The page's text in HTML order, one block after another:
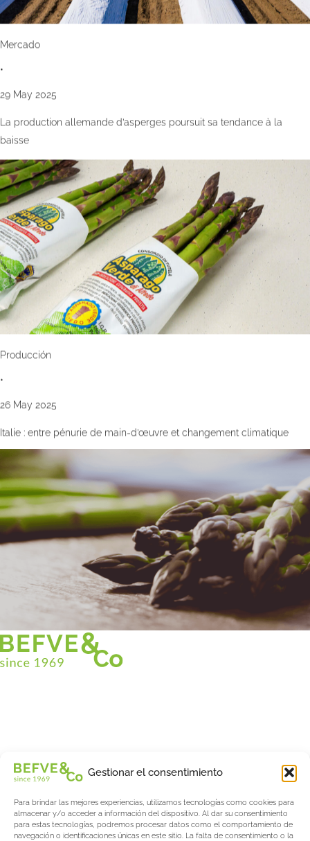
Gestionar el consentimiento
Para brindar las mejores experiencias, utilizamos tecnologías como cookies para
almacenar y/o acceder a información del dispositivo. Al dar su consentimiento
para estas tecnologías, podremos procesar datos como el comportamiento de
navegación o identificaciones únicas en este sitio. La falta de consentimiento o la
Mercado
•
29 May 2025
La production allemande d’asperges poursuit sa tendance à la
baisse
Producción
•
26 May 2025
Italie : entre pénurie de main-d’œuvre et changement climatique
Befve & Co
Servicios
Fogonadura